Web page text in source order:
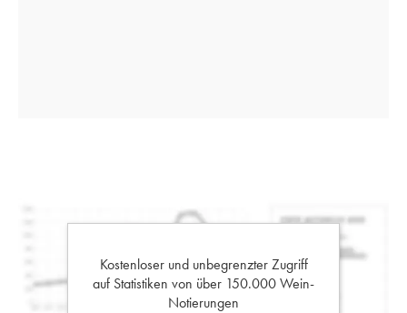
Kostenloser und unbegrenzter Zugriff
auf Statistiken von über 150.000 Wein-
Notierungen